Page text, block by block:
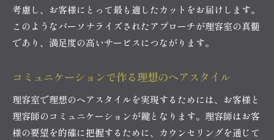
考慮し、お客様にとって最も適したカットをお届けします。
このようなパーソナライズされたアプローチが理容室の真髄
であり、満足度の高いサービスにつながります。
コミュニケーションで作る理想のヘアスタイル
理容室で理想のヘアスタイルを実現するためには、お客様と
理容師のコミュニケーションが鍵となります。理容師はお客
様の要望を的確に把握するために、カウンセリングを通じて